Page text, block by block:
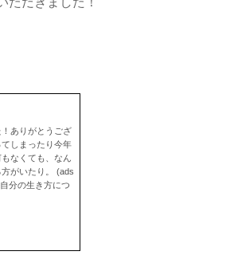
ありがとうござ
しまったり今年
なくても、なん
がいたり。 (ads
分の生き方につ